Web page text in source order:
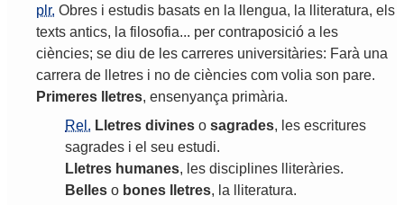
plr. Obres i estudis basats en la llengua, la lliteratura, els
texts antics, la filosofia... per contraposició a les
ciències; se diu de les carreres universitàries: Farà una
carrera de lletres i no de ciències com volia son pare.
Primeres
lletres, ensenyança primària.
Rel. Lletres divines o sagrades, les escritures
sagrades i el seu estudi.
Lletres humanes, les disciplines lliteràries.
Belles o bones lletres, la lliteratura.